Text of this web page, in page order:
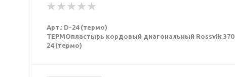
Арт.: D-24 (термо)
ТЕРМОпластырь кордовый диагональный Rossvik 370
24 (термо)